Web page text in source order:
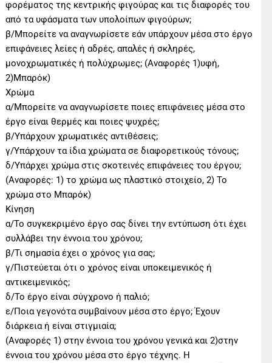
φορέματος της κεντρικής φιγούρας και τις διαφορές του
από τα υφάσματα των υπολοίπων φιγούρων;
β/Μπορείτε να αναγνωρίσετε εάν υπάρχουν μέσα στο έργο
επιφάνειες λείες ή αδρές, απαλές ή σκληρές,
μονοχρωματικές ή πολύχρωμες; (Αναφορές 1)υφή,
2)Μπαρόκ)
Χρώμα
α/Μπορείτε να αναγνωρίσετε ποιες επιφάνειες μέσα στο
έργο είναι θερμές και ποιες ψυχρές;
β/Υπάρχουν χρωματικές αντιθέσεις;
γ/Υπάρχουν τα ίδια χρώματα σε διαφορετικούς τόνους;
δ/Υπάρχει χρώμα στις σκοτεινές επιφάνειες του έργου;
(Αναφορές: 1) το χρώμα ως πλαστικό στοιχείο, 2) Το
χρώμα στο Μπαρόκ)
Κίνηση
α/Το συγκεκριμένο έργο σας δίνει την εντύπωση ότι έχει
συλλάβει την έννοια του χρόνου;
β/Τι σημασία έχει ο χρόνος για σας;
γ/Πιστεύεται ότι ο χρόνος είναι υποκειμενικός ή
αντικειμενικός;
δ/Το έργο είναι σύγχρονο ή παλιό;
ε/Ποια γεγονότα συμβαίνουν μέσα στο έργο; Έχουν
διάρκεια ή είναι στιγμιαία;
(Αναφορές 1) στην έννοια του χρόνου γενικά και 2)στην
έννοια του χρόνου μέσα στο έργο τέχνης. Η